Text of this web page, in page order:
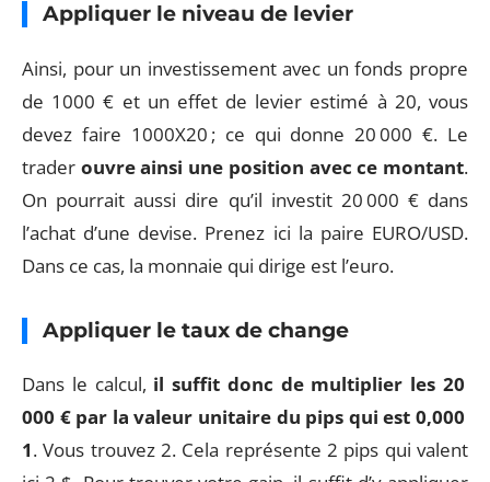
Appliquer le niveau de levier
Ainsi, pour un investissement avec un fonds propre
de 1000 € et un effet de levier estimé à 20, vous
devez faire 1000X20 ; ce qui donne 20 000 €. Le
trader ouvre ainsi une position avec ce montant.
On pourrait aussi dire qu’il investit 20 000 € dans
l’achat d’une devise. Prenez ici la paire EURO/USD.
Dans ce cas, la monnaie qui dirige est l’euro.
Appliquer le taux de change
Dans le calcul, il suffit donc de multiplier les 20
000 € par la valeur unitaire du pips qui est 0,000
1. Vous trouvez 2. Cela représente 2 pips qui valent